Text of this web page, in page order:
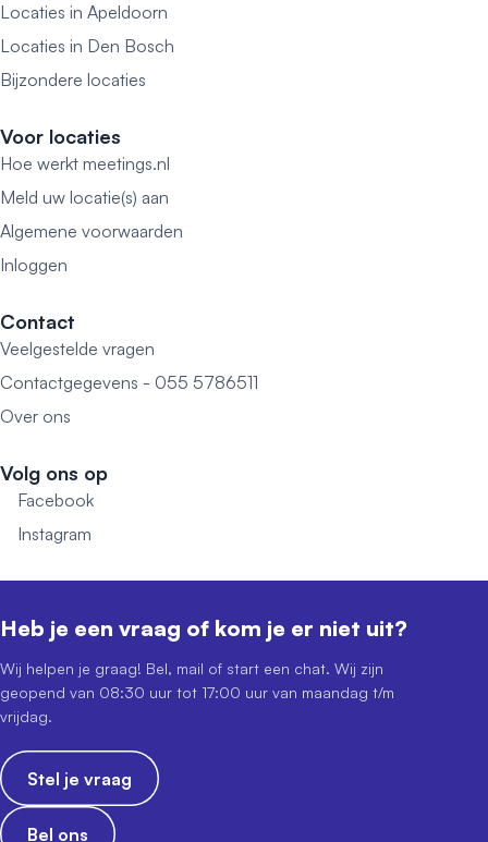
Locaties in Apeldoorn
Locaties in Den Bosch
Bijzondere locaties
Voor locaties
Hoe werkt meetings.nl
Meld uw locatie(s) aan
Algemene voorwaarden
Inloggen
Contact
Veelgestelde vragen
Contactgegevens - 055 5786511
Over ons
Volg ons op
Facebook
Instagram
Heb je een vraag of kom je er niet uit?
Wij helpen je graag! Bel, mail of start een chat. Wij zijn
geopend van 08:30 uur tot 17:00 uur van maandag t/m
vrijdag.
Stel je vraag
Bel ons